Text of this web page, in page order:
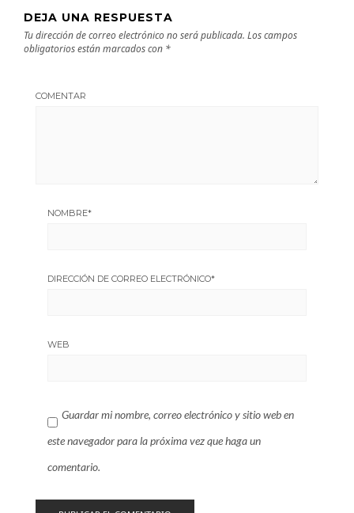
DEJA UNA RESPUESTA
Tu dirección de correo electrónico no será publicada. Los campos
obligatorios están marcados con *
COMENTAR
NOMBRE*
DIRECCIÓN DE CORREO ELECTRÓNICO*
WEB
Guardar mi nombre, correo electrónico y sitio web en
este navegador para la próxima vez que haga un
comentario.